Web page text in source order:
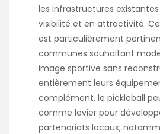
les infrastructures
visibilité et en attractivité.
est particulièrement
communes souhaitant
image sportive sans
entièrement leurs
complément, le pickleball
comme levier pour
partenariats locaux,